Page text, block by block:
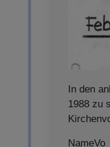
In den
1988 zu
NameVo